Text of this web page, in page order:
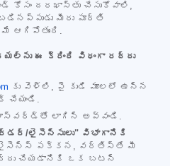
కోసం దరఖాస్తు చేసుకోవాలి,
మీరు పూర్తి
ఆగిపోతుంది.
ఈ క్రింది విధంగా రద్దు
కు వెళ్లి, పై కుడి మూలలో ఉన్న
చేయండి.
లాగిన్ అవ్వండి.
లైసెన్సులు" విభాగానికి
పక్కన, వర్తిస్తే మీ
చేయడానికి ఒక బటన్